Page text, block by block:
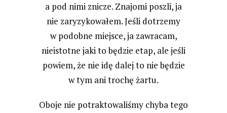
a pod nimi znicze. Znajomi poszli, ja
nie zaryzykowałem. Jeśli dotrzemy
w podobne miejsce, ja zawracam,
nieistotne jaki to będzie etap, ale jeśli
powiem, że nie idę dalej to nie będzie
w tym ani trochę żartu.
Oboje nie potraktowaliśmy chyba tego